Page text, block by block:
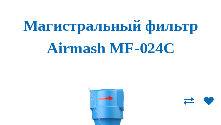
Магистраль­ный филь­тр
Airmash MF-024C